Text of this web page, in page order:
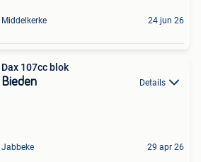
Middelkerke 24 jun 26
Dax 107cc blok
Bieden Details
Jabbeke 29 apr 26